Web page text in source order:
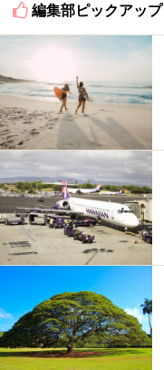
編集部ピックアップ